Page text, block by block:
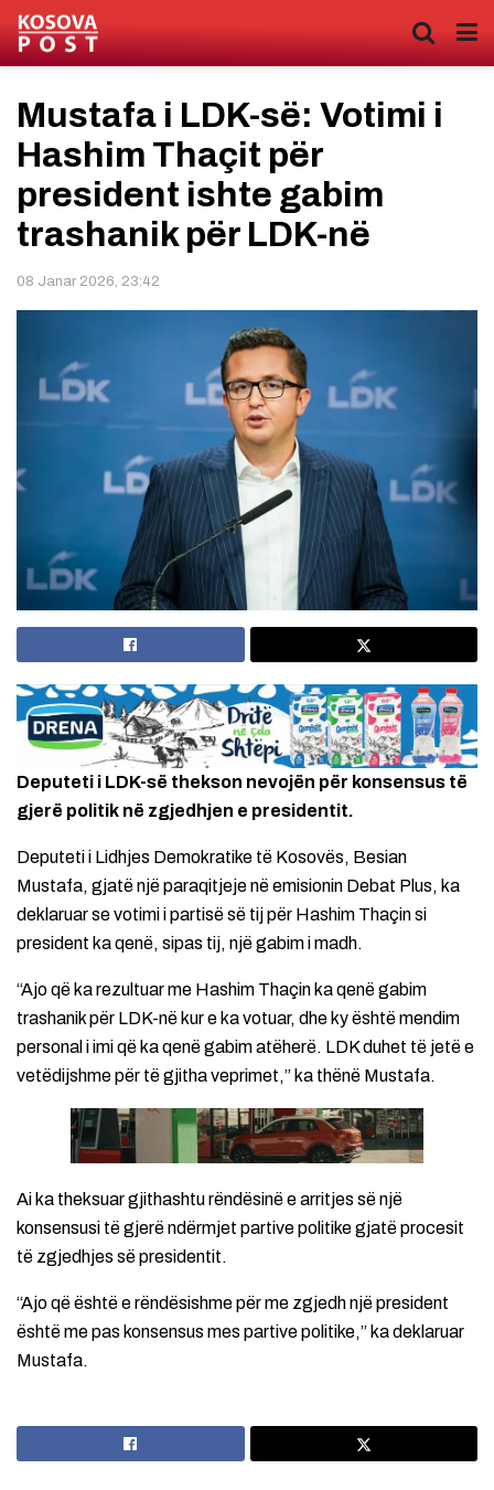
Mustafa i LDK-së: Votimi i
Hashim Thaçit për
president ishte gabim
trashanik për LDK-në
08 Janar 2026, 23:42
Deputeti i LDK-së thekson nevojën për konsensus të
gjerë politik në zgjedhjen e presidentit.
Deputeti i Lidhjes Demokratike të Kosovës, Besian
Mustafa, gjatë një paraqitjeje në emisionin Debat Plus, ka
deklaruar se votimi i partisë së tij për Hashim Thaçin si
president ka qenë, sipas tij, një gabim i madh.
“Ajo që ka rezultuar me Hashim Thaçin ka qenë gabim
trashanik për LDK-në kur e ka votuar, dhe ky është mendim
personal i imi që ka qenë gabim atëherë. LDK duhet të jetë e
vetëdijshme për të gjitha veprimet,” ka thënë Mustafa.
Ai ka theksuar gjithashtu rëndësinë e arritjes së një
konsensusi të gjerë ndërmjet partive politike gjatë procesit
të zgjedhjes së presidentit.
“Ajo që është e rëndësishme për me zgjedh një president
është me pas konsensus mes partive politike,” ka deklaruar
Mustafa.